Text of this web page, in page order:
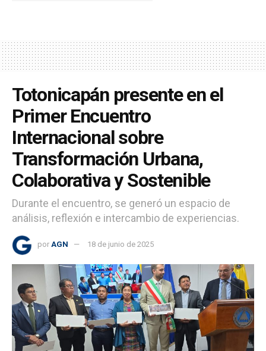
Totonicapán presente en el
Primer Encuentro
Internacional sobre
Transformación Urbana,
Colaborativa y Sostenible
Durante el encuentro, se generó un espacio de
análisis, reflexión e intercambio de experiencias.
por AGN 18 de junio de 2025